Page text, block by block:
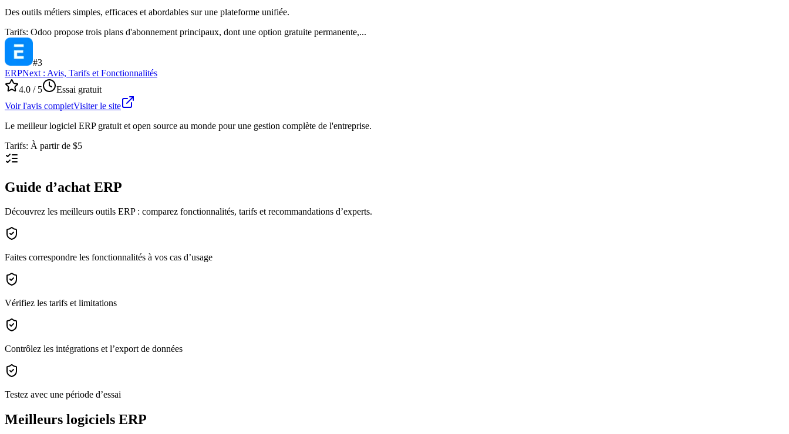
Des outils métiers simples, efficaces et abordables sur une plateforme unifiée.
Tarifs: Odoo propose trois plans d'abonnement principaux, dont une option gratuite permanente,...
#3
ERPNext : Avis, Tarifs et Fonctionnalités
4.0 / 5
Essai gratuit
Voir l'avis completVisiter le site
Le meilleur logiciel ERP gratuit et open source au monde pour une gestion complète de l'entreprise.
Tarifs: À partir de $5
Guide d’achat ERP
Découvrez les meilleurs outils ERP : comparez fonctionnalités, tarifs et recommandations d’experts.
Faites correspondre les fonctionnalités à vos cas d’usage
Vérifiez les tarifs et limitations
Contrôlez les intégrations et l’export de données
Testez avec une période d’essai
Meilleurs logiciels ERP